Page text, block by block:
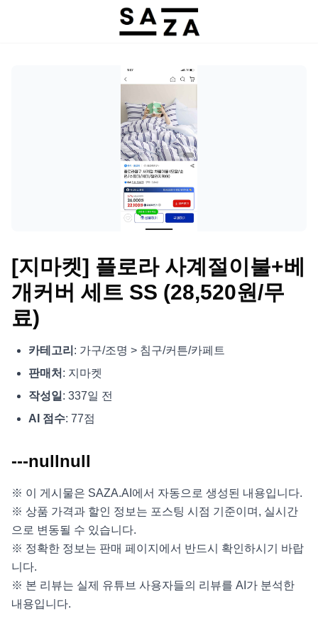
[지마켓] 플로라 사계절이불+베
개커버 세트 SS (28,520원/무
료)
카테고리 : 가구/조명 > 침구/커튼/카페트
판매처 : 지마켓
작성일: 337일 전
AI 점수: 77점
---nullnull
※ 이 게시물은 SAZA.AI에서 자동으로 생성된 내용입니다.
※ 상품 가격과 할인 정보는 포스팅 시점 기준이며, 실시간
으로 변동될 수 있습니다.
※ 정확한 정보는 판매 페이지에서 반드시 확인하시기 바랍
니다.
※ 본 리뷰는 실제 유튜브 사용자들의 리뷰를 AI가 분석한
내용입니다.